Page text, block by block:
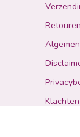
Retouren
Klachten